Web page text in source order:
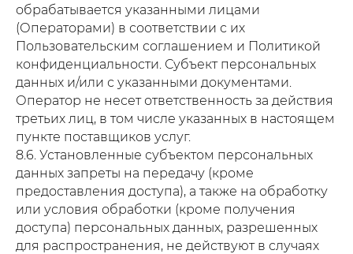
обрабатывается указанными лицами
(Операторами) в соответствии с их
Пользовательским соглашением и Политикой
конфиденциальности. Субъект персональных
данных и/или с указанными документами.
Оператор не несет ответственность за действия
третьих лиц, в том числе указанных в настоящем
пункте поставщиков услуг.
8.6. Установленные субъектом персональных
данных запреты на передачу (кроме
предоставления доступа), а также на обработку
или условия обработки (кроме получения
доступа) персональных данных, разрешенных
для распространения, не действуют в случаях
Оставить заявку
НАШ АДРЕС НА КАРТЕ
Нажимая вы даете согласие в соответствии с
Или позвоните по номеру телефона
+7 949 500-03-00и мы ответим сразу